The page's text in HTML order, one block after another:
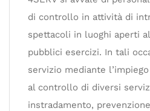
di controllo in attività di
spettacoli in luoghi aperti
pubblici esercizi. In tali
servizio mediante
al controllo di diversi
instradamento,